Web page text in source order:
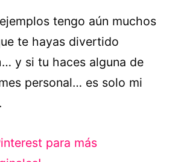
tengo aún muchos
te hayas divertido
y si tu haces alguna de
personal… es solo mi
para más